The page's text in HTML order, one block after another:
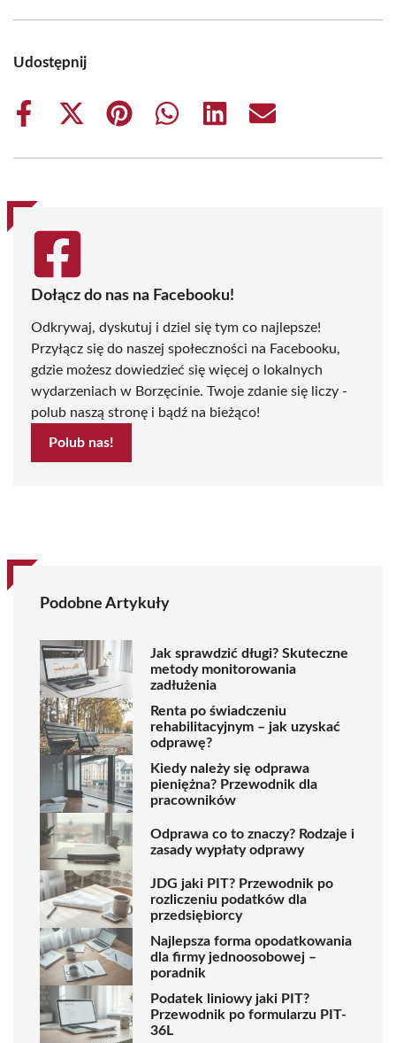
Udostępnij
Share
Share
(Twitter)
Share
Share
Share
Share
Dołącz do nas na Facebooku!
Odkrywaj, dyskutuj i dziel się tym co najlepsze!
Przyłącz się do naszej społeczności na Facebooku,
gdzie możesz dowiedzieć się więcej o lokalnych
wydarzeniach w Borzęcinie. Twoje zdanie się liczy -
polub naszą stronę i bądź na bieżąco!
Polub nas!
Podobne Artykuły
Jak sprawdzić długi? Skuteczne
metody monitorowania
zadłużenia
Renta po świadczeniu
rehabilitacyjnym – jak uzyskać
odprawę?
Kiedy należy się odprawa
pieniężna? Przewodnik dla
pracowników
Odprawa co to znaczy? Rodzaje i
zasady wypłaty odprawy
JDG jaki PIT? Przewodnik po
rozliczeniu podatków dla
przedsiębiorcy
Najlepsza forma opodatkowania
dla firmy jednoosobowej –
poradnik
Podatek liniowy jaki PIT?
Przewodnik po formularzu PIT-
36L